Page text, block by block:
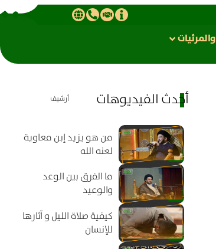
أحدث الفيديوهات أرشيف
من هو يزيد إبن معاوية
لعنه الله
ما الفرق بين الوعد
والوعيد
كيفية صلاة الليل و آثارها
للإنسان